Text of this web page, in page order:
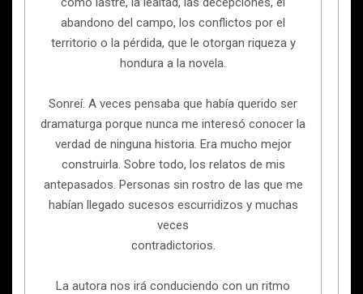
abandono del campo, los conflictos por el
territorio o la pérdida, que le otorgan riqueza y
hondura a la novela.
Sonreí. A veces pensaba que había querido ser
dramaturga porque nunca me interesó conocer la
verdad de ninguna historia. Era mucho mejor
construirla. Sobre todo, los relatos de mis
antepasados. Personas sin rostro de las que me
habían llegado sucesos escurridizos y muchas
veces
contradictorios.
La autora nos irá conduciendo con un ritmo